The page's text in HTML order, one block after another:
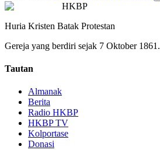
HKBP
Huria Kristen Batak Protestan
Gereja yang berdiri sejak 7 Oktober 1861.
Tautan
Almanak
Berita
Radio HKBP
HKBP TV
Kolportase
Donasi